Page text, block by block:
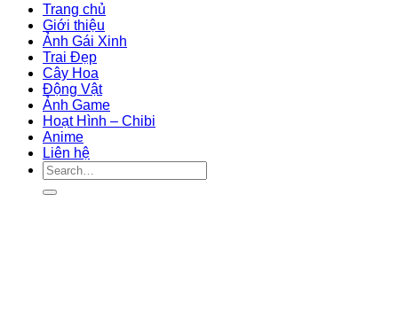
Trang chủ
Giới thiệu
Ảnh Gái Xinh
Trai Đẹp
Cây Hoa
Động Vật
Ảnh Game
Hoạt Hình – Chibi
Anime
Liên hệ